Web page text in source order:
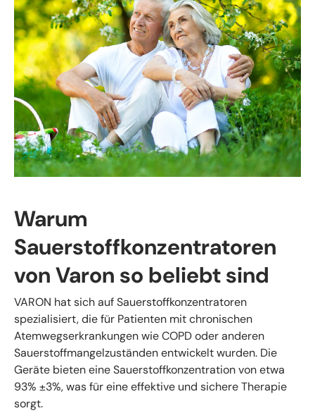
Warum
Sauerstoffkonzentratoren
von Varon so beliebt sind
VARON hat sich auf Sauerstoffkonzentratoren
spezialisiert, die für Patienten mit chronischen
Atemwegserkrankungen wie COPD oder anderen
Sauerstoffmangelzuständen entwickelt wurden. Die
Geräte bieten eine Sauerstoffkonzentration von etwa
93% ±3%, was für eine effektive und sichere Therapie
sorgt.